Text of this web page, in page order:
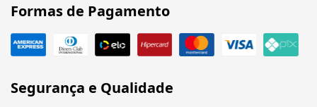
Formas de Pagamento
Segurança e Qualidade